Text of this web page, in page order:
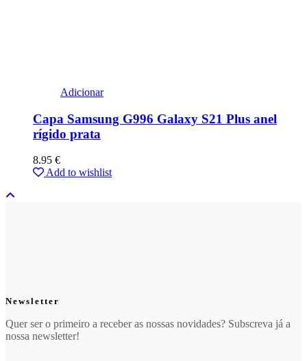
Adicionar
Capa Samsung G996 Galaxy S21 Plus anel
rígido prata
8.95 €
Add to wishlist
Newsletter
Quer ser o primeiro a receber as nossas novidades? Subscreva já a
nossa newsletter!